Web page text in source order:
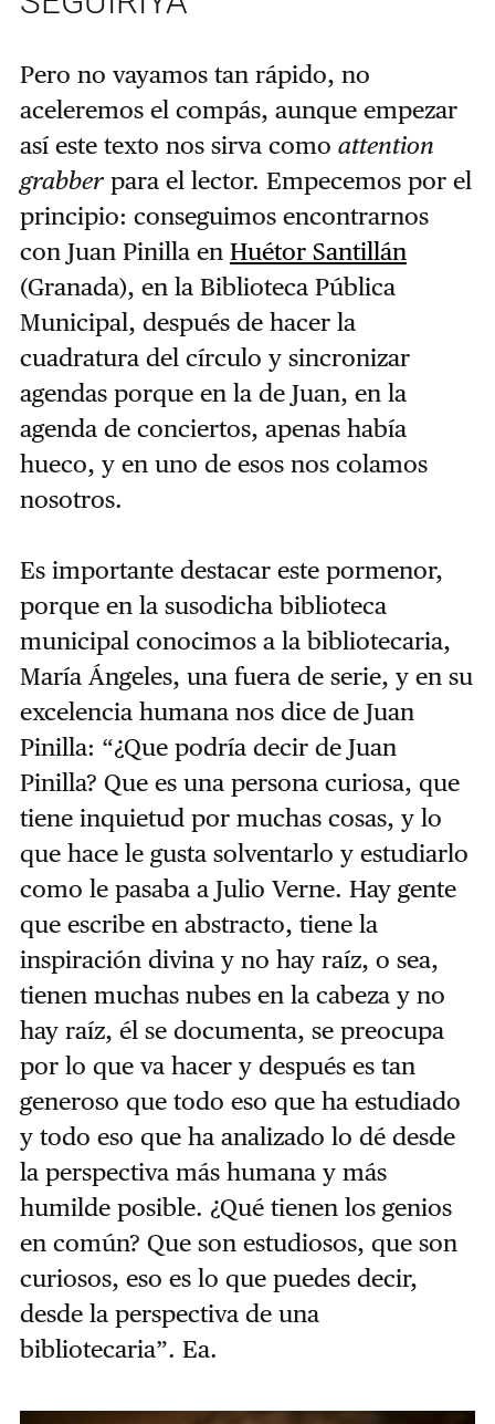
Pero no vayamos tan rápido, no
aceleremos el compás, aunque empezar
así este texto nos sirva como attention
grabberpara el lector. Empecemos por el
principio: conseguimos encontrarnos
con Juan Pinilla en Huétor Santillán
(Granada), en la Biblioteca Pública
Municipal, después de hacer la
cuadratura del círculo y sincronizar
agendas porque en la de Juan, en la
agenda de conciertos, apenas había
hueco, y en uno de esos nos colamos
nosotros.
Es importante destacar este pormenor,
porque en la susodicha biblioteca
municipal conocimos a la bibliotecaria,
María Ángeles, una fuera de serie, y en su
excelencia humana nos dice de Juan
Pinilla: “¿Que podría decir de Juan
Pinilla? Que es una persona curiosa, que
tiene inquietud por muchas cosas, y lo
que hace le gusta solventarlo y estudiarlo
como le pasaba a Julio Verne. Hay gente
que escribe en abstracto, tiene la
inspiración divina y no hay raíz, o sea,
tienen muchas nubes en la cabeza y no
hay raíz, él se documenta, se preocupa
por lo que va hacer y después es tan
generoso que todo eso que ha estudiado
y todo eso que ha analizado lo dé desde
la perspectiva más humana y más
humilde posible. ¿Qué tienen los genios
en común? Que son estudiosos, que son
curiosos, eso es lo que puedes decir,
desde la perspectiva de una
bibliotecaria”. Ea.